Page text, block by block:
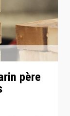
père